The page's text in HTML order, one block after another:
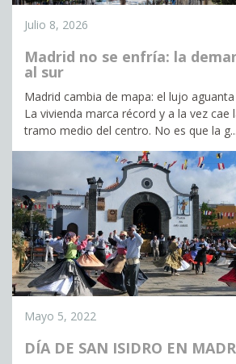
Julio 8, 2026
Madrid no se enfría: la
al sur
Madrid cambia de mapa: el lujo
La vivienda marca récord y a la vez cae
tramo medio del centro. No es que la g...
Mayo 5, 2022
DÍA DE SAN ISIDRO EN